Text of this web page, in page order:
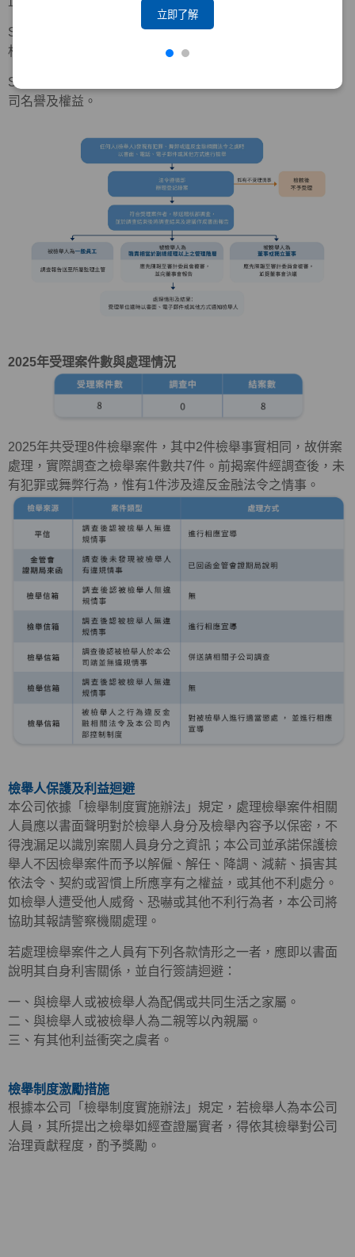
立即了解
Step 3：涉及重大違規或有致本公司受重大損害之虞者，由
相關部門另向審計委員會報告後續處理及檢討改善措施。
Step 4：必要時，透過法律程序請求損害賠償，以維護本公
司名譽及權益。
2025年受理案件數與處理情況
2025年共受理8件檢舉案件，其中2件檢舉事實相同，故併案
處理，實際調查之檢舉案件數共7件。前揭案件經調查後，未
有犯罪或舞弊行為，惟有1 件涉及違反金融法令之情事。
檢舉人保護及利益迴避
本公司依據「檢舉制度實施辦法」規定，處理檢舉案件相關
人員應以書面聲明對於檢舉人身分及檢舉內容予以保密，不
得洩漏足以識別案關人員身分之資訊；本公司並承諾保護檢
舉人不因檢舉案件而予以解僱、解任、降調、減薪、損害其
依法令、契約或習慣上所應享有之權益，或其他不利處分。
如檢舉人遭受他人威脅、恐嚇或其他不利行為者，本公司將
協助其報請警察機關處理。
若處理檢舉案件之人員有下列各款情形之一者，應即以書面
說明其自身利害關係，並自行簽請迴避：
一、與檢舉人或被檢舉人為配偶或共同生活之家屬。
二、與檢舉人或被檢舉人為二親等以內親屬。
三、有其他利益衝突之虞者。
檢舉制度激勵措施
根據本公司「檢舉制度實施辦法」規定，若檢舉人為本公司
人員，其所提出之檢舉如經查證屬實者，得依其檢舉對公司
治理貢獻程度，酌予獎勵。